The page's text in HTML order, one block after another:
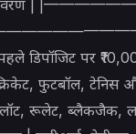
| विवरण |
डिपॉजिट पर
फुटबॉल, टेनिस
रूलेट, ब्लैकजैक,